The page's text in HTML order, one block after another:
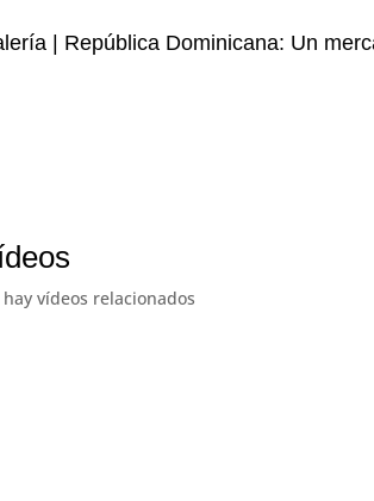
| República Dominicana: Un
hay vídeos relacionados